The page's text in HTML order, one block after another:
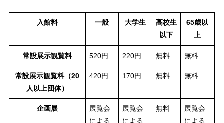
入館料 一般 大学生
高校生
以下
65歳以
上
常設展示観覧料 520円 220円 無料 無料
常設展示観覧料（20
人以上団体）
420円 170円 無料 無料
企画展
展覧会
による
展覧会
による
無料
展覧会
による